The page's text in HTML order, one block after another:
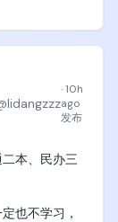
本门电路，
界，固体物
台积电和
生能七嘴八舌
线，各种
在你脸上，
lidangzzz
·10h
ago
发布
本、民办三
也不学习，